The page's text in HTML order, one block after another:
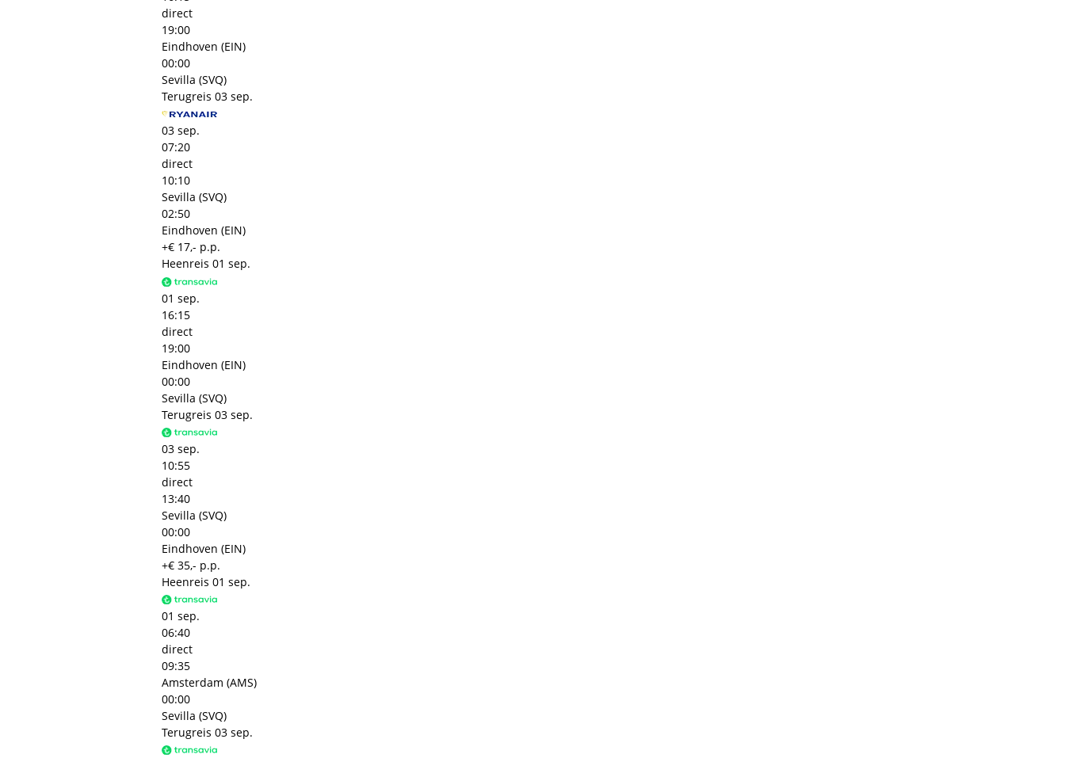
direct
19:00
Eindhoven (EIN)
00:00
Sevilla (SVQ)
Terugreis 03 sep.
03 sep.
07:20
direct
10:10
Sevilla (SVQ)
02:50
Eindhoven (EIN)
+€ 17,- p.p.
Heenreis 01 sep.
01 sep.
16:15
direct
19:00
Eindhoven (EIN)
00:00
Sevilla (SVQ)
Terugreis 03 sep.
03 sep.
10:55
direct
13:40
Sevilla (SVQ)
00:00
Eindhoven (EIN)
+€ 35,- p.p.
Heenreis 01 sep.
01 sep.
06:40
direct
09:35
Amsterdam (AMS)
00:00
Sevilla (SVQ)
Terugreis 03 sep.